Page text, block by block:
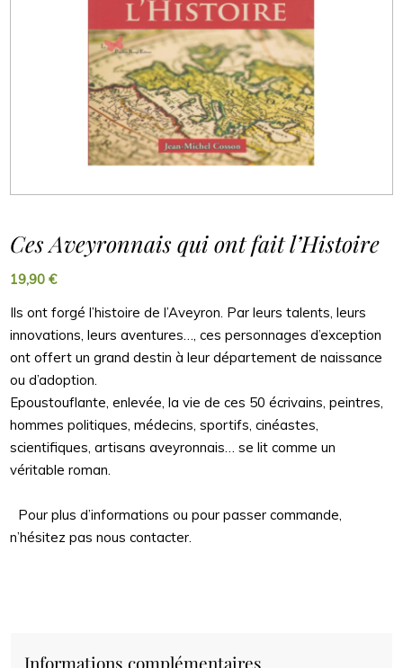
Ces Aveyronnais qui ont fait l’Histoire
19,90€
Ils ont forgé l’histoire de l’Aveyron. Par leurs talents, leurs
innovations, leurs aventures…, ces personnages d’exception
ont offert un grand destin à leur département de naissance
ou d’adoption.
Epoustouflante, enlevée, la vie de ces 50 écrivains, peintres,
hommes politiques, médecins, sportifs, cinéastes,
scientifiques, artisans aveyronnais… se lit comme un
véritable roman.
Pour plus d’informations ou pour passer commande,
n’hésitez pas nous contacter.
Informations complémentaires